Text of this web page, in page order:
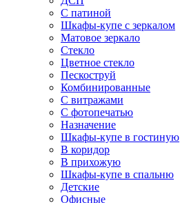
С патиной
Шкафы-купе с зеркалом
Матовое зеркало
Стекло
Цветное стекло
Пескоструй
Комбинированные
С витражами
С фотопечатью
Назначение
Шкафы-купе в гостиную
В коридор
В прихожую
Шкафы-купе в спальню
Детские
Офисные